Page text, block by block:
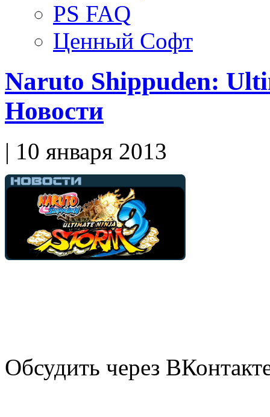
PS FAQ
Ценный Софт
Naruto Shippuden:
Новости
| 10 января 2013
Обсудить через